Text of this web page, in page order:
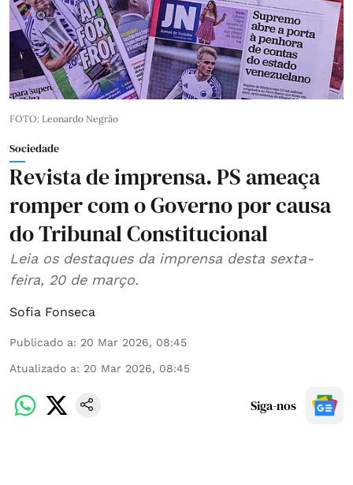
FOTO: Leonardo Negrão
Sociedade
Revista de imprensa. PS ameaça
romper com o Governo por causa
do Tribunal Constitucional
Leia os destaques da imprensa desta sexta-
feira, 20 de março.
Sofia Fonseca
Publicado a: 20 Mar 2026, 08:45
Atualizado a: 20 Mar 2026, 08:45
Siga-nos